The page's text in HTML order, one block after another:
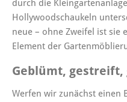
durch die
Hollywoodschaukeln
neue – ohne Zweifel ist sie
Element der
Geblümt,
Werfen wir zunächst einen